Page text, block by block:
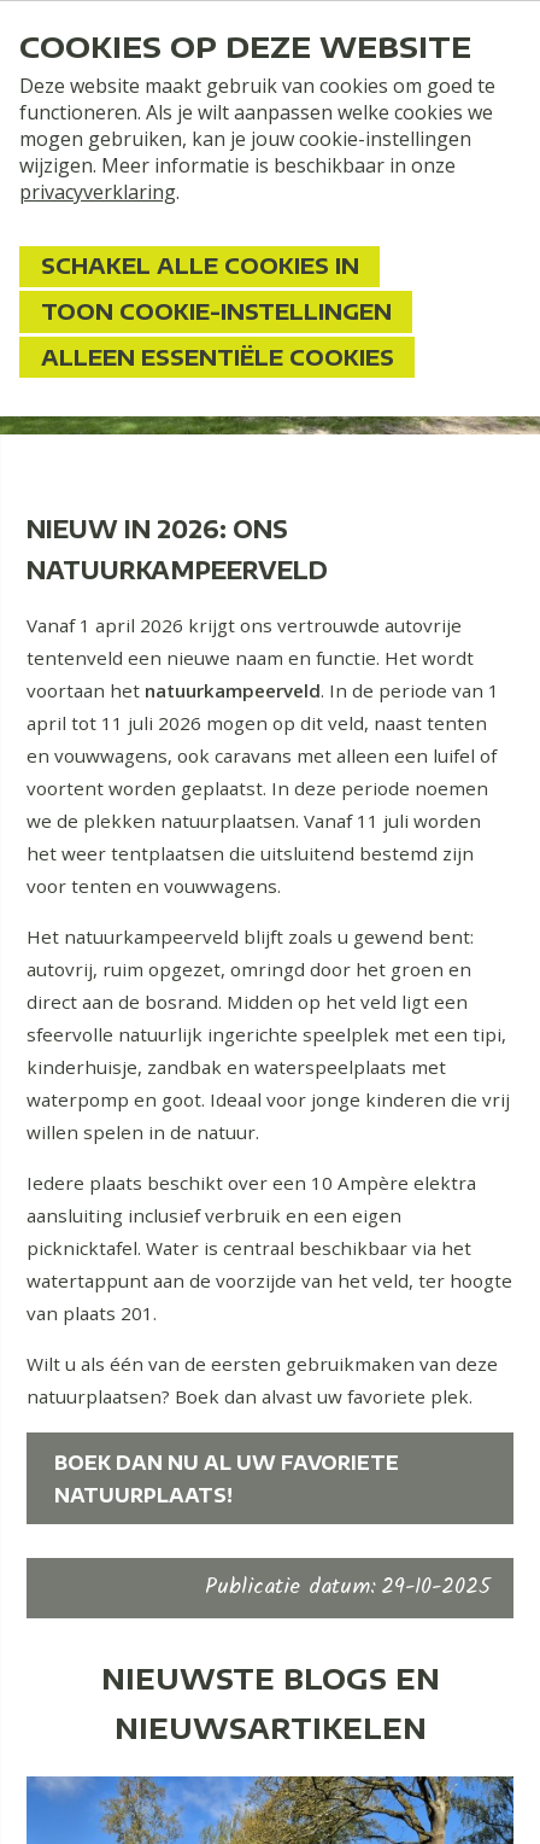
Nieuw in 2026: ons
natuurkampeerveld
NIEUW IN 2026: ONS
NATUURKAMPEERVELD
Vanaf 1 april 2026 krijgt ons vertrouwde autovrije
tentenveld een nieuwe naam en functie. Het wordt
voortaan het natuurkampeerveld. In de periode van 1
april tot 11 juli 2026 mogen op dit veld, naast tenten
en vouwwagens, ook caravans met alleen een luifel of
voortent worden geplaatst. In deze periode noemen
we de plekken natuurplaatsen. Vanaf 11 juli worden
het weer tentplaatsen die uitsluitend bestemd zijn
voor tenten en vouwwagens.
Het natuurkampeerveld blijft zoals u gewend bent:
autovrij, ruim opgezet, omringd door het groen en
direct aan de bosrand. Midden op het veld ligt een
sfeervolle natuurlijk ingerichte speelplek met een tipi,
kinderhuisje, zandbak en waterspeelplaats met
waterpomp en goot. Ideaal voor jonge kinderen die vrij
willen spelen in de natuur.
Iedere plaats beschikt over een 10 Ampère elektra
aansluiting inclusief verbruik en een eigen
picknicktafel. Water is centraal beschikbaar via het
watertappunt aan de voorzijde van het veld, ter hoogte
van plaats 201.
Wilt u als één van de eersten gebruikmaken van deze
natuurplaatsen? Boek dan alvast uw favoriete plek.
BOEK DAN NU AL UW FAVORIETE
NATUURPLAATS!
Publicatie datum:29-10-2025
NIEUWSTE BLOGS EN
NIEUWSARTIKELEN
COOKIES OP DEZE WEBSITE
Deze website maakt gebruik van cookies om goed te
functioneren. Als je wilt aanpassen welke cookies we
mogen gebruiken, kan je jouw cookie-instellingen
wijzigen. Meer informatie is beschikbaar in onze
privacyverklaring.
SCHAKEL ALLE COOKIES IN
TOON COOKIE-INSTELLINGEN
ALLEEN ESSENTIËLE COOKIES